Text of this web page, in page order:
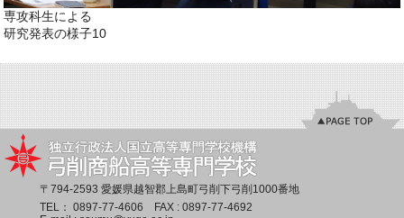
専攻科生による
研究発表の様子10
〒794-2593 愛媛県越智郡上島町弓削下弓削1000番地
TEL： 0897-77-4606 FAX : 0897-77-4692